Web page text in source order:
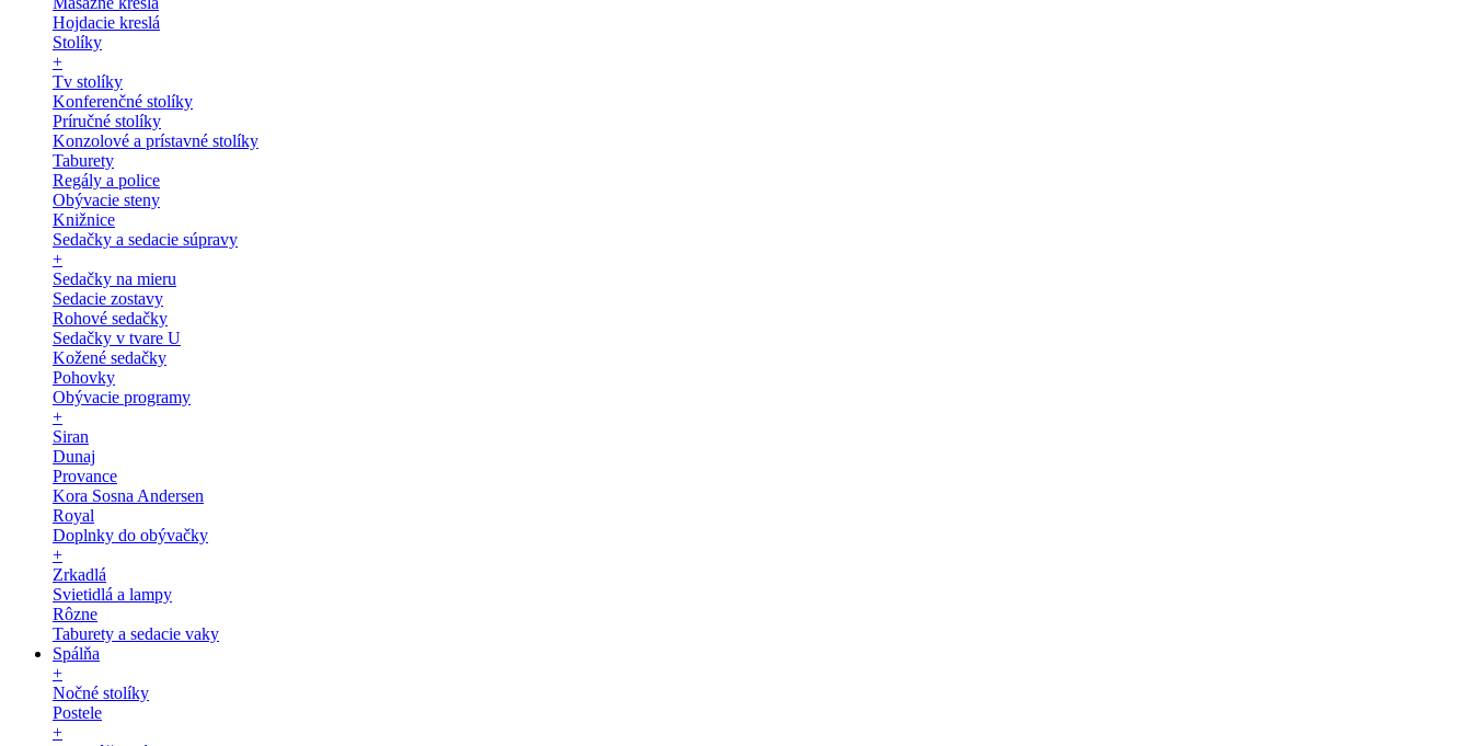
Hojdacie kreslá
Stolíky
+
Tv stolíky
Konferenčné stolíky
Príručné stolíky
Konzolové a prístavné stolíky
Taburety
Regály a police
Obývacie steny
Knižnice
Sedačky a sedacie súpravy
+
Sedačky na mieru
Sedacie zostavy
Rohové sedačky
Sedačky v tvare U
Kožené sedačky
Pohovky
Obývacie programy
+
Siran
Dunaj
Provance
Kora Sosna Andersen
Royal
Doplnky do obývačky
+
Zrkadlá
Svietidlá a lampy
Rôzne
Taburety a sedacie vaky
Spálňa
+
Nočné stolíky
Postele
+